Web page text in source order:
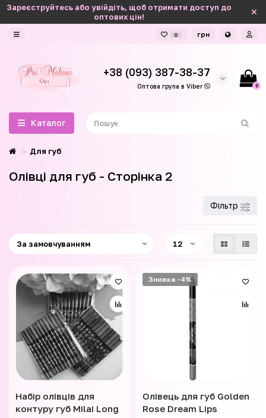
Зареєструйтесь або увійдіть, щоб отримати доступ до
оптових цін!
0 грн
+38 (093) 387-38-37
Оптова група в Viber 0
Каталог
Для губ
Олівці для губ - Сторінка 2
Фільтр
Набір олівців для
контуру губ Milai Long
Знижка -4%
Олівець для губ Golden
Rose Dream Lips